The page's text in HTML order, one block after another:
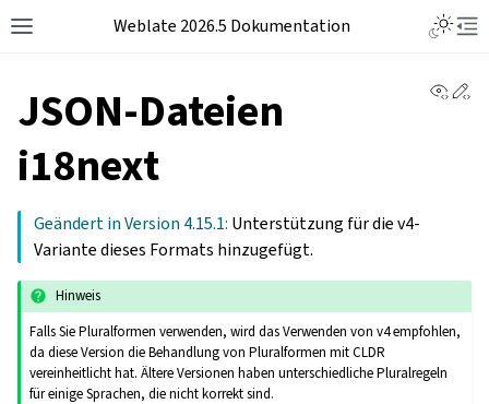
Weblate 2026.5 Dokumentation
JSON-Dateien
i18next
Geändert in Version 4.15.1: Unterstützung für die v4-
Variante dieses Formats hinzugefügt.
Hinweis
Falls Sie Pluralformen verwenden, wird das Verwenden von v4 empfohlen,
da diese Version die Behandlung von Pluralformen mit CLDR
vereinheitlicht hat. Ältere Versionen haben unterschiedliche Pluralregeln
für einige Sprachen, die nicht korrekt sind.